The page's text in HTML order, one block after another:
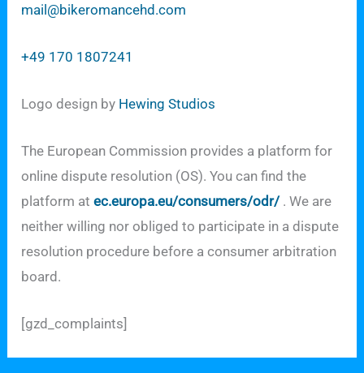
mail@bikeromancehd.com
+49 170 1807241
Logo design by Hewing Studios
The European Commission provides a platform for
online dispute resolution (OS). You can find the
platform atec.europa.eu/consumers/odr/ . We are
neither willing nor obliged to participate in a dispute
resolution procedure before a consumer arbitration
board.
[gzd_complaints]